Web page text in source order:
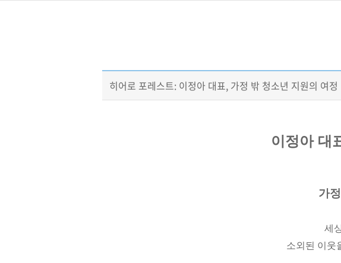
히어로 포레스트: 이정아 대표​, 가정 밖 청소년 지원의 여정
이정아 대
가
세
소외된 이웃